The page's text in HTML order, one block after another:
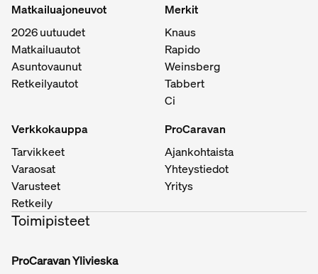
Matkailuajoneuvot
2026 uutuudet
Matkailuautot
Asuntovaunut
Retkeilyautot
Merkit
Knaus
Rapido
Weinsberg
Tabbert
Ci
Verkkokauppa
Tarvikkeet
Varaosat
Varusteet
Retkeily
ProCaravan
Ajankohtaista
Yhteystiedot
Yritys
Toimipisteet
ProCaravan Ylivieska